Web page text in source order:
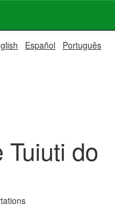
Español Português
Tuiuti do